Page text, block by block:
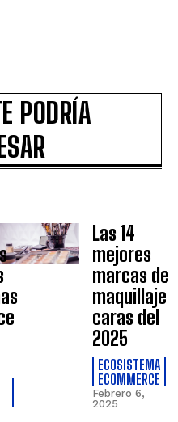
PODRÍA
Las 14
mejores
marcas de
maquillaje
caras del
2025
ECOSISTEMA
ECOMMERCE
Febrero 6,
2025